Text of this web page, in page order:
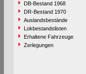
DB-Bestand 1968
DR-Bestand 1970
Auslandsbestände
Lokbestandslisten
Erhaltene Fahrzeuge
Zerlegungen